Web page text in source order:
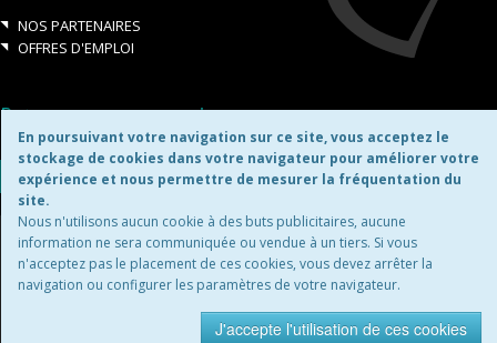
NOS PARTENAIRES
OFFRES D'EMPLOI
Retrouvez-nous aussi sur:
Copyright ©2026
MENTIONS LÉGALES
En poursuivant votre navigation sur ce site, vous acceptez le
stockage de cookies dans votre navigateur pour améliorer votre
expérience et nous permettre de mesurer la fréquentation du
site.
Nous n'utilisons aucun cookie à des buts publicitaires, aucune
information ne sera communiquée ou vendue à un tiers. Si vous
n'acceptez pas le placement de ces cookies, vous devez arrêter la
navigation ou configurer les paramètres de votre navigateur.
J'accepte l'utilisation de ces cookies